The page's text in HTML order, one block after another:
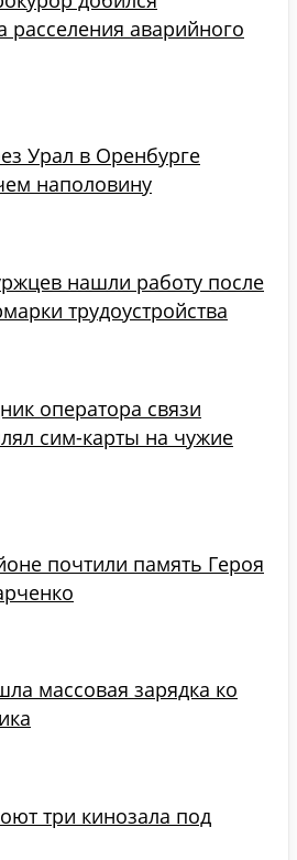
расселения аварийного
Урал в Оренбурге
наполовину
нашли работу после
трудоустройства
оператора связи
сим-карты на чужие
почтили память Героя
массовая зарядка ко
три кинозала под